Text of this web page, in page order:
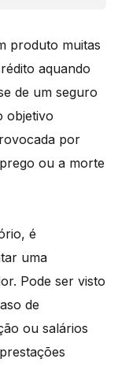
produto muitas
aquando
de um seguro
objetivo
por
ou a morte
é
uma
Pode ser visto
de
ou salários